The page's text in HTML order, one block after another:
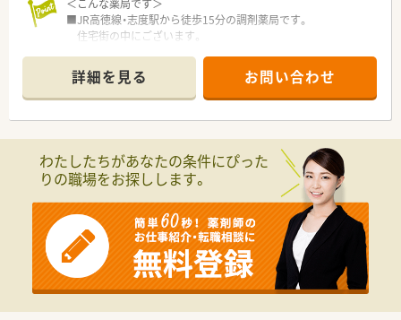
＜こんな薬局です＞
■JR高徳線・志度駅から徒歩15分の調剤薬局です。
住宅街の中にございます。
明るく清潔感のある店内で、投薬口は2つございます。
■待合には健康関連の雑誌等も置いており、
患者様の健康サポートを意識しています。
また、在宅も行っています。
■処方箋は1日40枚程度です。
＜研修制度＞
■入職後まずは数週間のローテーションで全店舗での研修がご
ざいます。
各店舗にて様々な手技が存在し、先輩薬剤師から現場で学ぶ事
が出来ます。
■その他にもマナー研修や、e-ラーニング・学会発表の補助もご
詳細を見る お問い合わせ
わたしたちがあなたの条件にぴった
りの職場をお探しします。